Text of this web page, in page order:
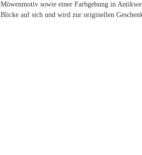
sowie einer Farbgebung in
auf sich und wird zur originellen